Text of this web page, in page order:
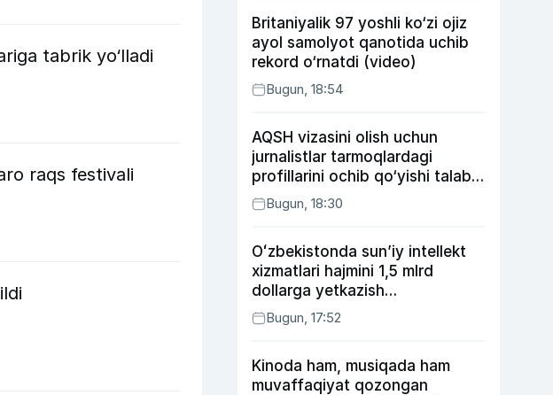
tabrik yo‘lladi
raqs festivali
Britaniyalik 97 yoshli ko‘zi ojiz
ayol samolyot qanotida uchib
rekord o‘rnatdi (video)
Bugun, 18:54
AQSH vizasini olish uchun
jurnalistlar tarmoqlardagi
profillarini ochib qo‘yishi talab
etilishi mumkin
Bugun, 18:30
Oʻzbekistonda sunʼiy intellekt
xizmatlari hajmini 1,5 mlrd
dollarga yetkazish
rejalashtirilmoqda
Bugun, 17:52
Kinoda ham, musiqada ham
muvaffaqiyat qozongan